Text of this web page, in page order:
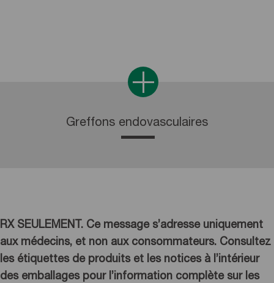
Greffons endovasculaires
RX SEULEMENT. Ce message s’adresse uniquement
aux médecins, et non aux consommateurs. Consultez
les étiquettes de produits et les notices à l’intérieur
des emballages pour l’information complète sur les